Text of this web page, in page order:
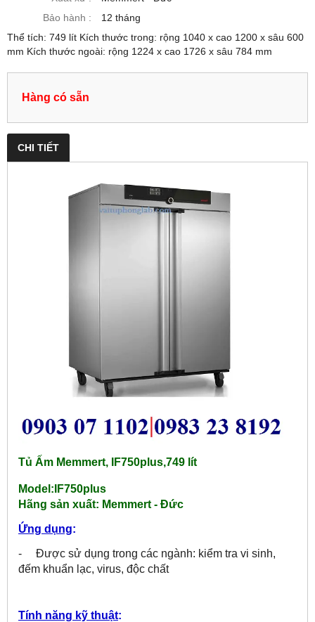
Bảo hành :
12 tháng
Thể tích: 749 lít Kích thước trong: rộng 1040 x cao 1200 x sâu 600
mm Kích thước ngoài: rộng 1224 x cao 1726 x sâu 784 mm
Hàng có sẵn
CHI TIẾT
Tủ Ấm Memmert, IF750plus,749 lít
Model:IF750plus
Hãng sản xuất: Memmert - Đức
Ứng dụng:
- Được sử dụng trong các ngành: kiểm tra vi sinh,
đếm khuẩn lạc, virus, độc chất
Tính năng kỹ thuật: